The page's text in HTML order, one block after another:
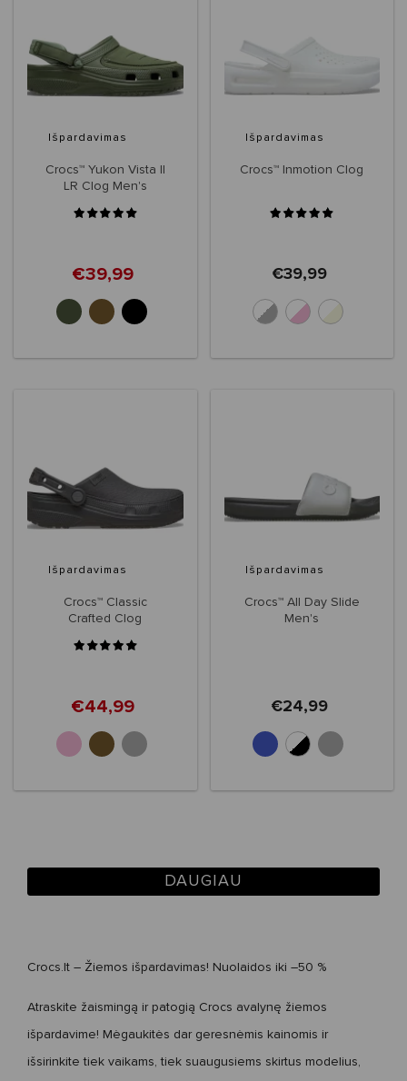
Išpardavimas
Crocs™ Yukon Vista II
LR Clog Men's
€39,99
Išpardavimas
Crocs™ Inmotion Clog
€39,99
Išpardavimas
Crocs™ Classic
Crafted Clog
€44,99
Išpardavimas
Crocs™ All Day Slide
Men's
€24,99
DAUGIAU
Crocs.lt – Žiemos išpardavimas! Nuolaidos iki –50 %
Atraskite žaismingą ir patogią Crocs avalynę žiemos
išpardavime! Mėgaukitės dar geresnėmis kainomis ir
išsirinkite tiek vaikams, tiek suaugusiems skirtus modelius,